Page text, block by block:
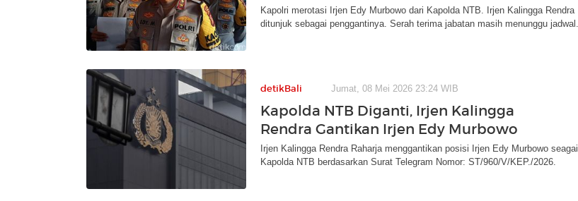
Kapolri merotasi Irjen Edy Murbowo dari Kapolda NTB. Irjen Kalingga Rendra
ditunjuk sebagai penggantinya. Serah terima jabatan masih menunggu jadwal.
detikBali Jumat, 08 Mei 2026 23:24 WIB
Kapolda NTB Diganti, Irjen Kalingga
Rendra Gantikan Irjen Edy Murbowo
Irjen Kalingga Rendra Raharja menggantikan posisi Irjen Edy Murbowo seagai
Kapolda NTB berdasarkan Surat Telegram Nomor: ST/960/V/KEP./2026.